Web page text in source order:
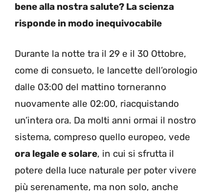
bene alla nostra salute? La scienza
risponde in modo inequivocabile
Durante la notte tra il 29 e il 30 Ottobre,
come di consueto, le lancette dell’orologio
dalle 03:00 del mattino torneranno
nuovamente alle 02:00, riacquistando
un’intera ora. Da molti anni ormai il nostro
sistema, compreso quello europeo, vede
ora legale e solare, in cui si sfrutta il
potere della luce naturale per poter vivere
più serenamente, ma non solo, anche